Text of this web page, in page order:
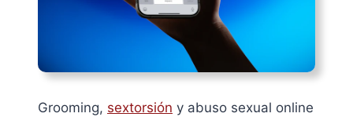
Grooming, sextorsión y abuso sexual online